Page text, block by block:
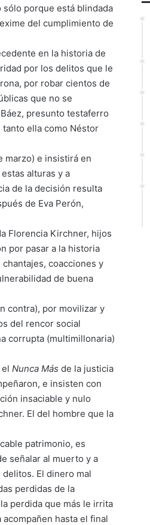
sólo porque está blindada
del cumplimiento de
en la historia de
por los delitos que le
por robar cientos de
que no se
presunto testaferro
ella como Néstor
marzo) e insistirá en
alturas y a
de la decisión resulta
de Eva Perón,
Florencia Kirchner, hijos
por pasar a la historia
coacciones y
de buena
contra), por movilizar y
del rencor social
corrupta (multimillonaria)
Nunca Más de la justicia
e insisten con
insaciable y nulo
El del hombre que la
patrimonio, es
señalar al muerto y a
delitos. El dinero mal
perdidas de la
perdida que más le irrita
hasta el final